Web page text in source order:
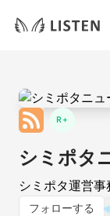
R+
シミポタ
シミポタ運営事
フォローする